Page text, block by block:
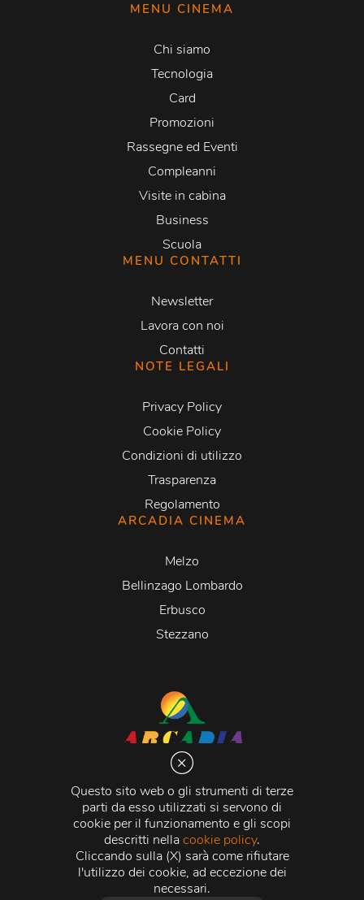
Questo sito web o gli strumenti di terze
parti da esso utilizzati si servono di
cookie per il funzionamento e gli scopi
descritti nellacookie policy.
Cliccando sulla (X) sarà come rifiutare
l'utilizzo dei cookie, ad eccezione dei
necessari.
MENU CINEMA
Chi siamo
Tecnologia
Card
Promozioni
Rassegne ed Eventi
Compleanni
Visite in cabina
Business
Scuola
MENU CONTATTI
Newsletter
Lavora con noi
Contatti
NOTE LEGALI
Privacy Policy
Cookie Policy
Condizioni di utilizzo
Trasparenza
Regolamento
ARCADIA CINEMA
Melzo
Bellinzago Lombardo
Erbusco
Stezzano
Via Martiri della Libertà 20066 Melzo (MI)
C.C.I.A.A. - R.E.A di Milano n. 1427910
Registro delle Imprese di Milano n. 338392 -
Fiscale e Partita Iva11015840157 | Capitale Sociale
500.000,00 i.v.
Credits:Crea Informatica S.r.l. 2026 © Tutti i diritti
riservati.